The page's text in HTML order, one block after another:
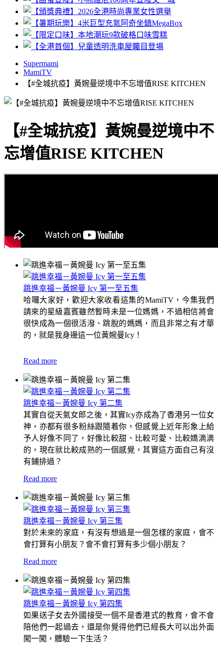
Supermami
MamiTV
【#全城抗疫】黃婉曼逆境中不忘增值RISE KITCHEN
【#全城抗疫】黃婉曼逆境中不
忘增值RISE KITCHEN
跳進幸福－黃婉曼 Icy 第一至五集
哈囉大家好，歡迎大家收看這集的MamiTV，今集我們
請來的星級嘉賓雖然暫時未是一位媽媽，不過相信將會
很快成為一個很活潑、跳脫的媽媽，而且非常之有才華
的，就是我身邊這一位黃婉曼Icy！
Read more
跳進幸福－黃婉曼 Icy 第二集
其實自從天氣女郎之後，其實Icy亦成為了香港另一位女
神，亦都有很多粉絲跟隨着你，但感覺上近年形象上給
予人好像不同了，好像比較甜、比較可愛、比較嬌滴滴
的，現在就比較成熟的一個感覺，其實這方面自己有沒
有鋪排過？
Read more
跳進幸福－黃婉曼 Icy 第三集
對於未來的家庭，有沒有想過是一個怎樣的家庭，會不
會打算有小朋友？會不會打算有多少個小朋友？
Read more
跳進幸福－黃婉曼 Icy 第四集
如果送子女去外國接受一個不是香港式的教育，會不會
陪他們一起過去，還是你覺得他們已經長大可以出外面
闖一闖，體驗一下生活？